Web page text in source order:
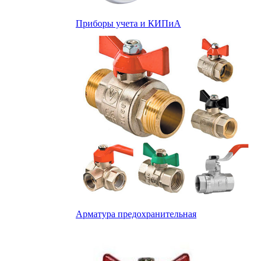
Приборы учета и КИПиА
Арматура предохранительная